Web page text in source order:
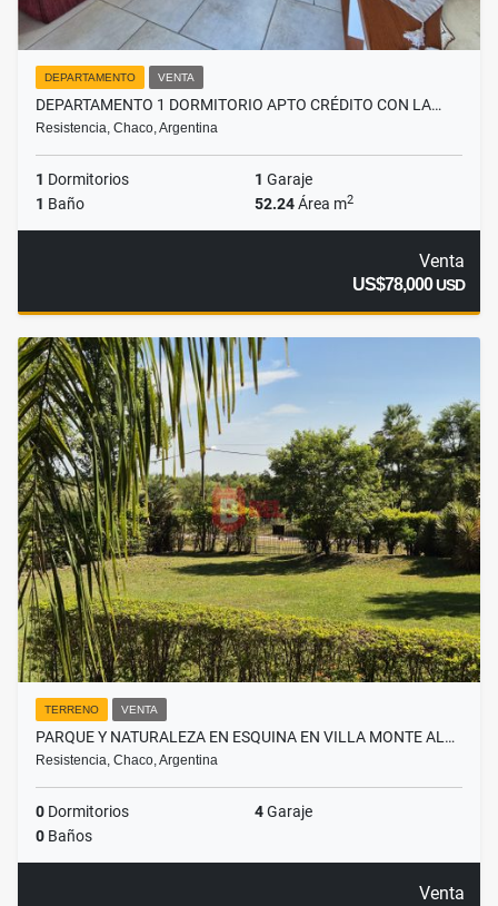
DEPARTAMENTO VENTA
DEPARTAMENTO 1 DORMITORIO APTO CRÉDITO CON LA…
Resistencia, Chaco, Argentina
1 Dormitorios 1 Garaje
1 Baño 52.24Área m2
Venta
US$78,000USD
TERRENO VENTA
PARQUE Y NATURALEZA EN ESQUINA EN VILLA MONTE AL…
Resistencia, Chaco, Argentina
0 Dormitorios 4Garaje
0 Baños
Venta